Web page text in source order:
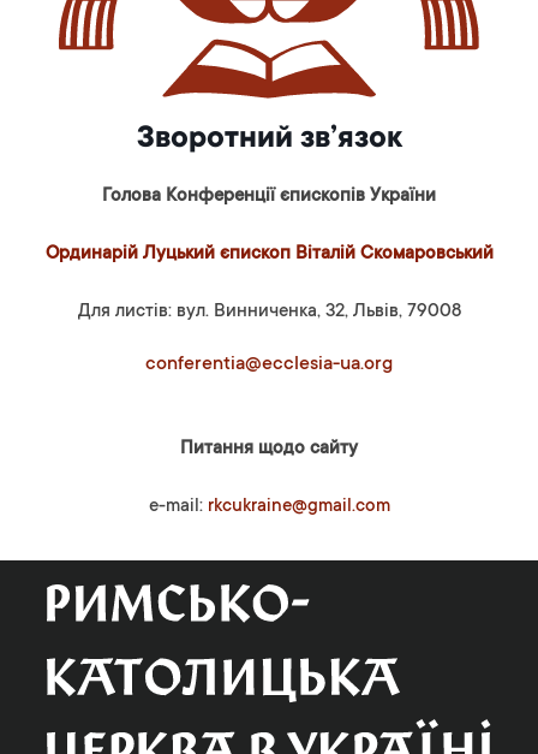
Зворотний зв’язок
Голова Конференції єпископів України
Ординарій Луцький єпископ Віталій Скомаровський
Для листів: вул. Винниченка, 32, Львів, 79008
conferentia@ecclesia-ua.org
Питання щодо сайту
e-mail: rkcukraine@gmail.com